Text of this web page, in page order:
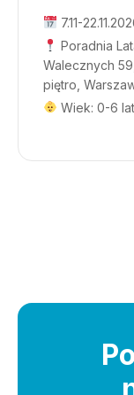
7.11-
Poradnia
Walecznych
piętro,
Wiek: 0-6 lat